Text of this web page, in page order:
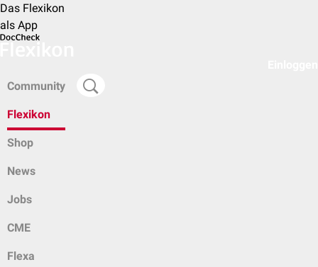
Das Flexikon
als App
Community
Flexikon
Shop
News
Jobs
CME
Flexa